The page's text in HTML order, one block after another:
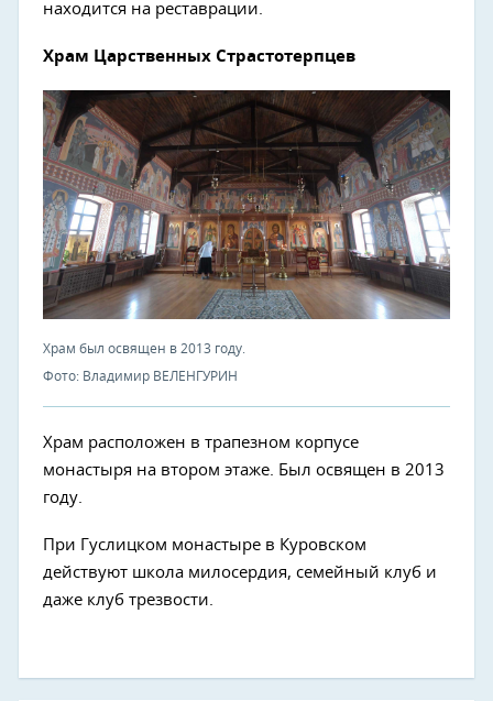
находится на реставрации.
Храм Царственных Страстотерпцев
Храм был освящен в 2013 году.
Фото: Владимир ВЕЛЕНГУРИН
Храм расположен в трапезном корпусе
монастыря на втором этаже. Был освящен в 2013
году.
При Гуслицком монастыре в Куровском
действуют школа милосердия, семейный клуб и
даже клуб трезвости.